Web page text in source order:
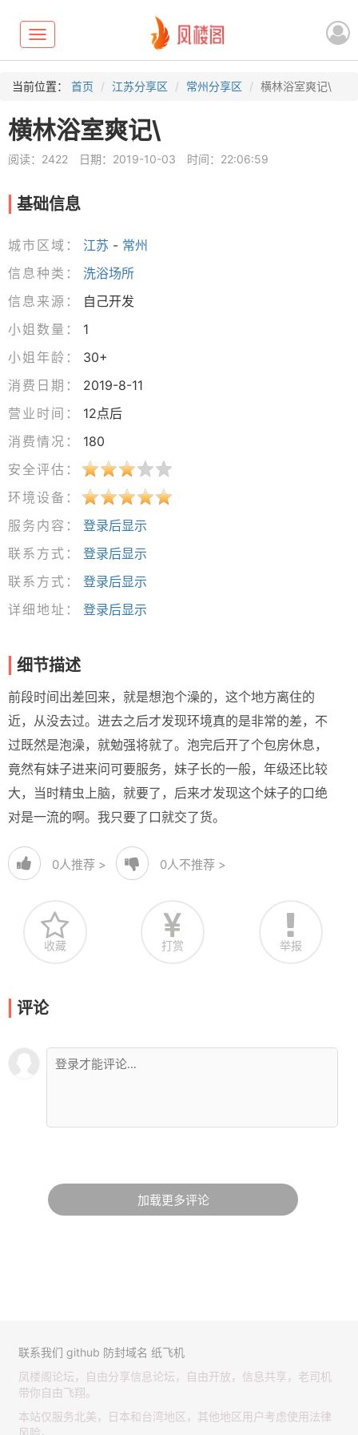
Toggle
navigation
当前位置： 首页 江苏分享区 常州分享区 横林浴室爽记\
横林浴室爽记\
阅读：2422 日期：2019-10-03 时间：22:06:59
基础信息
城市区域： 江苏 - 常州
信息种类：
洗浴场所
信息来源：
自己开发
小姐数量：
1
小姐年龄：
30+
消费日期：
2019-8-11
营业时间：
12点后
消费情况：
180
安全评估：
环境设备：
服务内容：
登录后显示
联系方式：
登录后显示
联系方式：
登录后显示
详细地址：
登录后显示
细节描述
前段时间出差回来，就是想泡个澡的，这个地方离住的
近，从没去过。进去之后才发现环境真的是非常的差，不
过既然是泡澡，就勉强将就了。泡完后开了个包房休息，
竟然有妹子进来问可要服务，妹子长的一般，年级还比较
大，当时精虫上脑，就要了，后来才发现这个妹子的口绝
对是一流的啊。我只要了口就交了货。
0人推荐 > 0人不推荐 >
收藏 打赏 举报
评论
加载更多评论
联系我们 github 防封域名 纸飞机
凤楼阁论坛，自由分享信息论坛，自由开放，信息共享，老司机
带你自由飞翔。
本站仅服务北美，日本和台湾地区，其他地区用户考虑使用法律
风险。